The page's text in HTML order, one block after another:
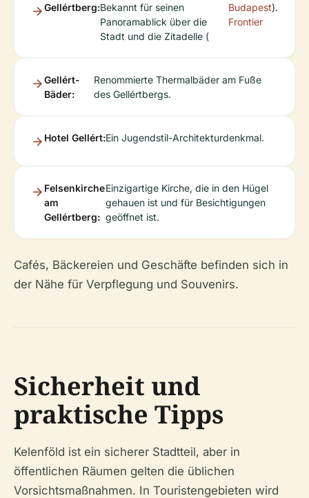
Gellértberg:Bekannt für seinen
Panoramablick über die
Stadt und die Zitadelle (
Budapest
Frontier
).
Gellért-
Bäder:
Renommierte Thermalbäder am Fuße
des Gellértbergs.
Hotel Gellért:Ein Jugendstil-Architekturdenkmal.
Felsenkirche
am
Gellértberg:
Einzigartige Kirche, die in den Hügel
gehauen ist und für Besichtigungen
geöffnet ist.
Cafés, Bäckereien und Geschäfte befinden sich in
der Nähe für Verpflegung und Souvenirs.
Sicherheit und
praktische Tipps
Kelenföld ist ein sicherer Stadtteil, aber in
öffentlichen Räumen gelten die üblichen
Vorsichtsmaßnahmen. In Touristengebieten wird